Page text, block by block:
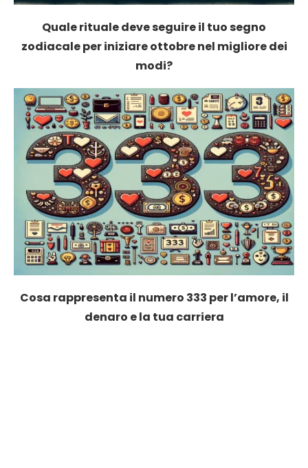
Quale rituale deve seguire il tuo segno
zodiacale per iniziare ottobre nel migliore dei
modi?
Cosa rappresenta il numero 333 per l’amore, il
denaro e la tua carriera